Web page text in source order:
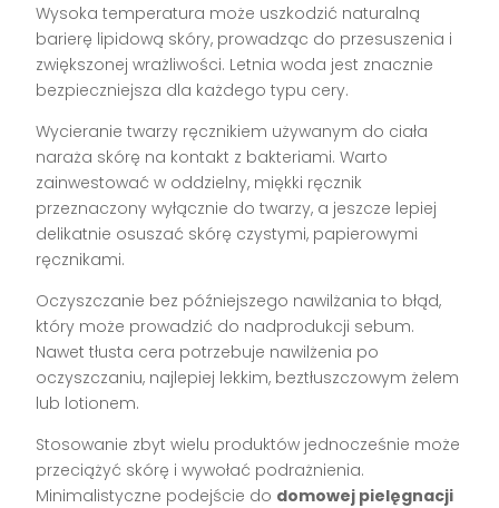
Wysoka temperatura może uszkodzić naturalną
barierę lipidową skóry, prowadząc do przesuszenia i
zwiększonej wrażliwości. Letnia woda jest znacznie
bezpieczniejsza dla każdego typu cery.
Wycieranie twarzy ręcznikiem używanym do ciała
naraża skórę na kontakt z bakteriami. Warto
zainwestować w oddzielny, miękki ręcznik
przeznaczony wyłącznie do twarzy, a jeszcze lepiej
delikatnie osuszać skórę czystymi, papierowymi
ręcznikami.
Oczyszczanie bez późniejszego nawilżania to błąd,
który może prowadzić do nadprodukcji sebum.
Nawet tłusta cera potrzebuje nawilżenia po
oczyszczaniu, najlepiej lekkim, beztłuszczowym żelem
lub lotionem.
Stosowanie zbyt wielu produktów jednocześnie może
przeciążyć skórę i wywołać podrażnienia.
Minimalistyczne podejście do domowej pielęgnacji